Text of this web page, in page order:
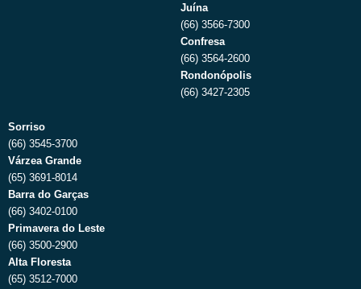
Juína
(66) 3566-7300
Confresa
(66) 3564-2600
Rondonópolis
(66) 3427-2305
Sorriso
(66) 3545-3700
Várzea Grande
(65) 3691-8014
Barra do Garças
(66) 3402-0100
Primavera do Leste
(66) 3500-2900
Alta Floresta
(65) 3512-7000